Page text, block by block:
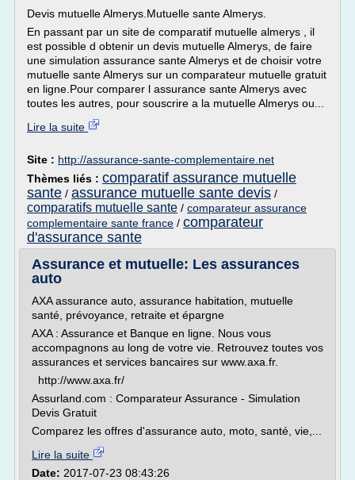
Devis mutuelle Almerys.Mutuelle sante Almerys.
En passant par un site de comparatif mutuelle almerys , il
est possible d obtenir un devis mutuelle Almerys, de faire
une simulation assurance sante Almerys et de choisir votre
mutuelle sante Almerys sur un comparateur mutuelle gratuit
en ligne.Pour comparer l assurance sante Almerys avec
toutes les autres, pour souscrire a la mutuelle Almerys ou...
Lire la suite
Site : http://assurance-sante-complementaire.net
Thèmes liés : comparatif assurance mutuelle
sante / assurance mutuelle sante devis /
comparatifs mutuelle sante / comparateur assurance
complementaire sante france / comparateur
d'assurance sante
Assurance et mutuelle: Les assurances
auto
AXA assurance auto, assurance habitation, mutuelle
santé, prévoyance, retraite et épargne
AXA : Assurance et Banque en ligne. Nous vous
accompagnons au long de votre vie. Retrouvez toutes vos
assurances et services bancaires sur www.axa.fr.
http://www.axa.fr/
Assurland.com : Comparateur Assurance - Simulation
Devis Gratuit
Comparez les offres d'assurance auto, moto, santé, vie,...
Lire la suite
Date: 2017-07-23 08:43:26